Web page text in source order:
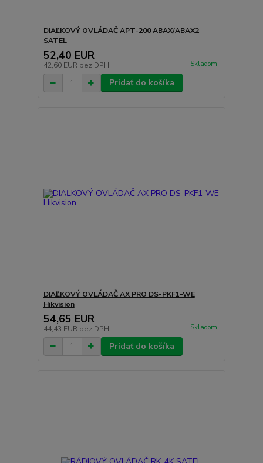
DIAĽKOVÝ OVLÁDAČ APT-200 ABAX/ABAX2
SATEL
52,40 EUR
42,60 EUR bez DPH Skladom
Pridať do košíka
DIAĽKOVÝ OVLÁDAČ AX PRO DS-PKF1-WE
Hikvision
54,65 EUR
44,43 EUR bez DPH Skladom
Pridať do košíka